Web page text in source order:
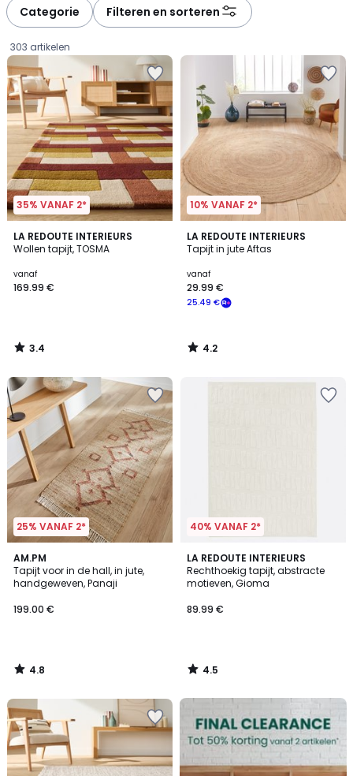
Categorie Filteren en sorteren
303 artikelen
35% VANAF 2*
LA REDOUTE INTERIEURS
Wollen tapijt, TOSMA
Prijs
vanaf
vanaf
169.99 €
3.4
/ 5
3.4
/
10% VANAF 2*
LA REDOUTE INTERIEURS
Tapijt in jute Aftas
vanaf
25.49 €
29.99 €
4.2
/ 5
4.2
/
25% VANAF 2*
AM.PM
Tapijt voor in de hall, in jute,
handgeweven, Panaji
199.00 €
4.8
/ 5
4.8
/
40% VANAF 2*
LA REDOUTE INTERIEURS
Rechthoekig tapijt, abstracte
motieven, Gioma
89.99 €
4.5
/ 5
4.5
/
FINAL
CLEARANCE